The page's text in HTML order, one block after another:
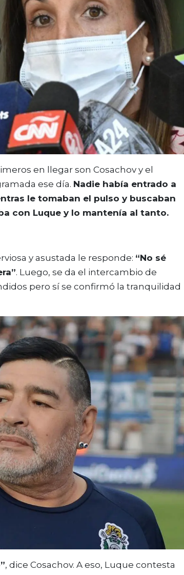
en llegar son Cosachov y el
ese día. Nadie había entrado a
le tomaban el pulso y buscaban
con Luque y lo mantenía al tanto.
y asustada le responde: “No sé
. Luego, se da el intercambio de
pero sí se confirmó la tranquilidad
, dice Cosachov. A eso, Luque contesta